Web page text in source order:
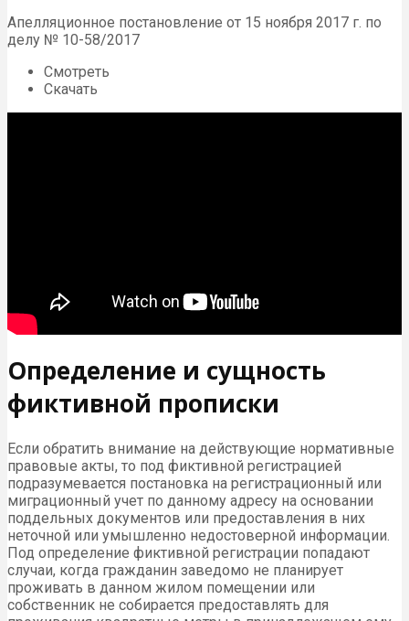
Апелляционное постановление от 15 ноября 2017 г. по
делу № 10-58/2017
Смотреть
Скачать
Определение и сущность
фиктивной прописки
Если обратить внимание на действующие нормативные
правовые акты, то под фиктивной регистрацией
подразумевается постановка на регистрационный или
миграционный учет по данному адресу на основании
поддельных документов или предоставления в них
неточной или умышленно недостоверной информации.
Под определение фиктивной регистрации попадают
случаи, когда гражданин заведомо не планирует
проживать в данном жилом помещении или
собственник не собирается предоставлять для